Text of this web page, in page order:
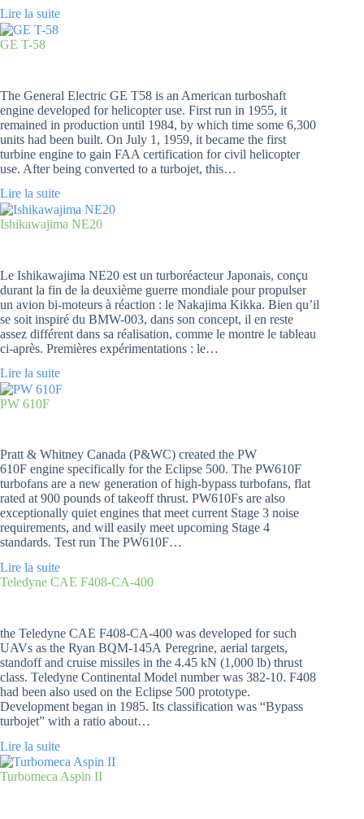
Lire la suite
GE T-58
The General Electric GE T58 is an American turboshaft
engine developed for helicopter use. First run in 1955, it
remained in production until 1984, by which time some 6,300
units had been built. On July 1, 1959, it became the first
turbine engine to gain FAA certification for civil helicopter
use. After being converted to a turbojet, this…
Lire la suite
Ishikawajima NE20
Le Ishikawajima NE20 est un turboréacteur Japonais, conçu
durant la fin de la deuxième guerre mondiale pour propulser
un avion bi-moteurs à réaction : le Nakajima Kikka. Bien qu’il
se soit inspiré du BMW-003, dans son concept, il en reste
assez différent dans sa réalisation, comme le montre le tableau
ci-après. Premières expérimentations : le…
Lire la suite
PW 610F
Pratt & Whitney Canada (P&WC) created the PW
610F engine specifically for the Eclipse 500. The PW610F
turbofans are a new generation of high-bypass turbofans, flat
rated at 900 pounds of takeoff thrust. PW610Fs are also
exceptionally quiet engines that meet current Stage 3 noise
requirements, and will easily meet upcoming Stage 4
standards. Test run The PW610F…
Lire la suite
Teledyne CAE F408-CA-400
the Teledyne CAE F408-CA-400 was developed for such
UAVs as the Ryan BQM-145A Peregrine, aerial targets,
standoff and cruise missiles in the 4.45 kN (1,000 lb) thrust
class. Teledyne Continental Model number was 382-10. F408
had been also used on the Eclipse 500 prototype.
Development began in 1985. Its classification was “Bypass
turbojet” with a ratio about…
Lire la suite
Turbomeca Aspin II